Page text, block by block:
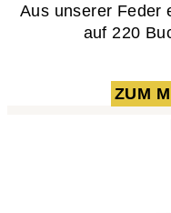
Aus unserer Feder
auf 220
ZUM